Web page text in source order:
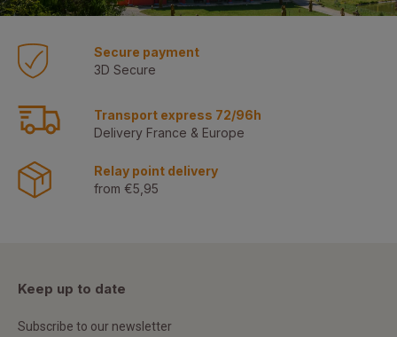
Secure payment
3D Secure
Transport express 72/96h
Delivery France & Europe
Relay point delivery
from €5,95
Keep up to date
Subscribe to our newsletter